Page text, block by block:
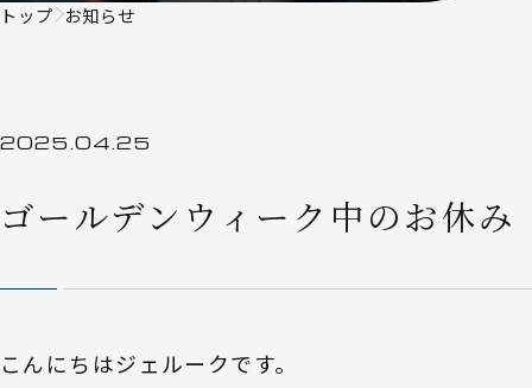
トップ お知らせ
2025.04.25
ゴールデンウィーク中のお休み
こんにちはジェルークです。